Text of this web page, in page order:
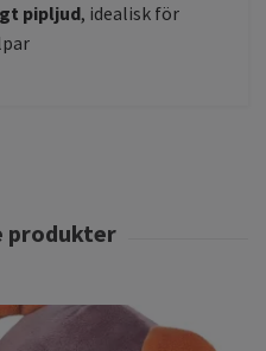
pipljud, idealisk för